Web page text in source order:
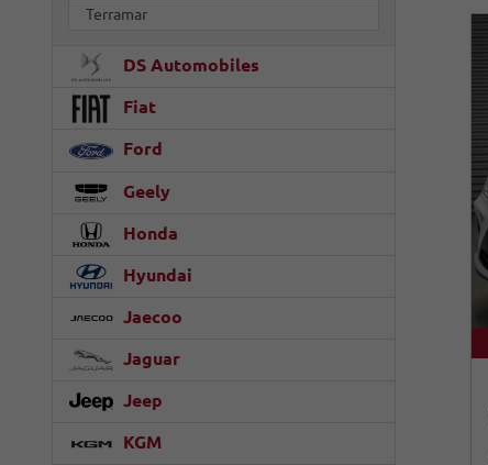
Terramar
DS Automobiles
Fiat
Ford
Geely
Honda
Hyundai
Jaecoo
Jaguar
Jeep
KGM